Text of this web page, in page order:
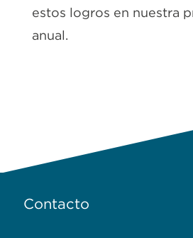
estos logros en nuestra
anual.
Contacto